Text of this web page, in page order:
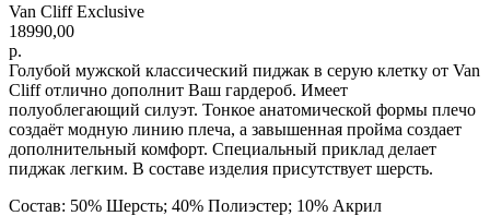
Van Cliff Exclusive
18990,00
р.
Голубой мужской классический пиджак в серую клетку от Van
Cliff отлично дополнит Ваш гардероб. Имеет
полуоблегающий силуэт. Тонкое анатомической формы плечо
создаёт модную линию плеча, а завышенная пройма создает
дополнительный комфорт. Специальный приклад делает
пиджак легким. В составе изделия присутствует шерсть.
Состав: 50% Шерсть; 40% Полиэстер; 10% Акрил